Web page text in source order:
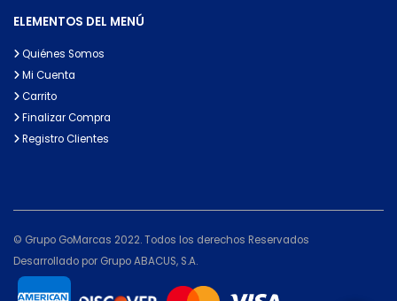
ELEMENTOS DEL MENÚ
Quiénes Somos
Mi Cuenta
Carrito
Finalizar Compra
Registro Clientes
© Grupo GoMarcas 2022. Todos los derechos Reservados
Desarrollado por Grupo ABACUS, S.A.